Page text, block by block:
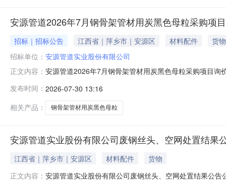
安源管道2026年7月钢骨架管材用炭黑色母粒采购项
招标｜招标公告 江西省｜萍乡市｜安源区 材料配件
货物
招标单位： 安源管道实业股份有限公司
正文内容： 安源管道2026年7月钢骨架管材用炭黑色母粒采购项目
发布时间： 2026-07-30 13:16
相关产品：
钢骨架管材用炭黑色母粒
安源管道实业股份有限公司废钢丝头、空网处置结果
江西省｜萍乡市｜安源区 材料配件
货物
正文内容： 安源管道实业股份有限公司废钢丝头、空网处置结果公